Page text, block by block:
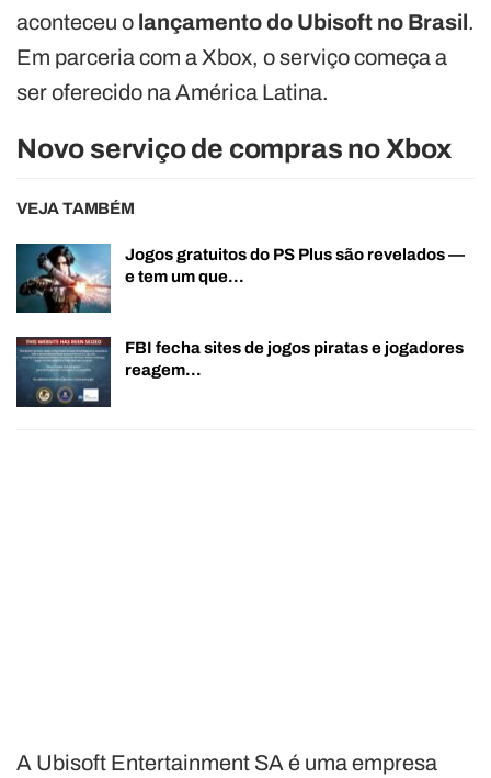
aconteceu o lançamento do Ubisoft no Brasil.
Em parceria com a Xbox, o serviço começa a
ser oferecido na América Latina.
Novo serviço de compras no Xbox
VEJA TAMBÉM
Jogos gratuitos do PS Plus são revelados —
e tem um que…
FBI fecha sites de jogos piratas e jogadores
reagem…
A Ubisoft Entertainment SA é uma empresa